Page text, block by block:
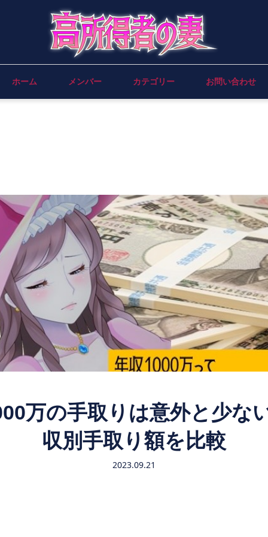
ホーム メンバー カテゴリー お問い合わせ
万の手取りは意外と少
収別手取り額を比較
2023.09.21